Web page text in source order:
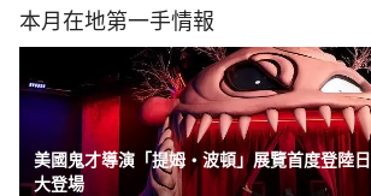
本月在地第一手情報
美國鬼才導演「提姆・波頓」展覽首度登陸
大登場